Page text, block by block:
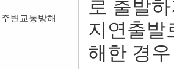
주변교통방해
로 출발
지연출발
해한 경우